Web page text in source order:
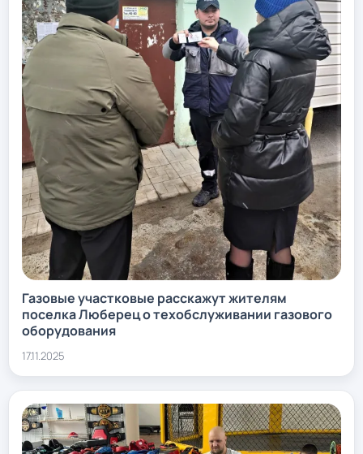
Газовые участковые расскажут жителям
поселка Люберец о техобслуживании газового
оборудования
17.11.2025